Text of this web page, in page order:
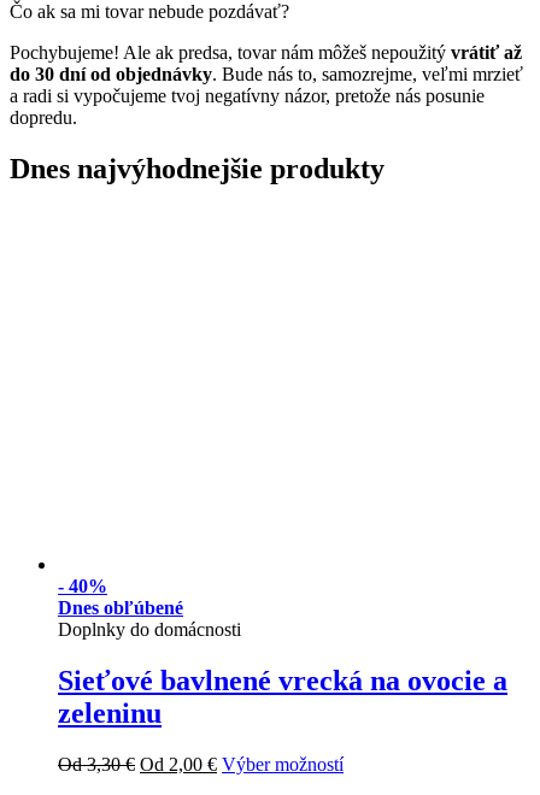
Čo ak sa mi tovar nebude pozdávať?
Pochybujeme! Ale ak predsa, tovar nám môžeš nepoužitý vrátiť až
do 30 dní od objednávky. Bude nás to, samozrejme, veľmi mrzieť
a radi si vypočujeme tvoj negatívny názor, pretože nás posunie
dopredu.
Dnes najvýhodnejšie produkty
- 40%
Dnes obľúbené
Doplnky do domácnosti
Sieťové bavlnené vrecká na ovocie a
zeleninu
Od3,30€ Od 2,00 € Výber možností